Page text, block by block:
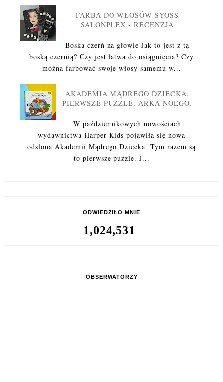
FARBA DO WŁOSÓW SYOSS
SALONPLEX - RECENZJA
Boska czerń na głowie Jak to jest z tą
boską czernią? Czy jest łatwa do osiągnięcia? Czy
można farbować swoje włosy samemu w...
AKADEMIA MĄDREGO DZIECKA.
PIERWSZE PUZZLE. ARKA NOEGO.
W październikowych nowościach
wydawnictwa Harper Kids pojawiła się nowa
odsłona Akademii Mądrego Dziecka. Tym razem są
to pierwsze puzzle. J...
ODWIEDZIŁO MNIE
1,024,531
OBSERWATORZY